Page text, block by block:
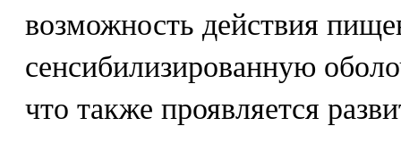
возможность действия
сенсибилизированную
что также проявляется